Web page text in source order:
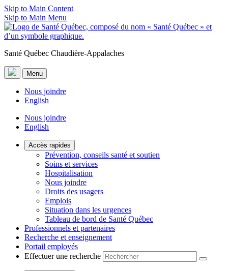
Skip to Main Content
Skip to Main Menu
Santé Québec Chaudière-Appalaches
Menu
Nous joindre
English
Nous joindre
English
Accès rapides
Prévention, conseils santé et soutien
Soins et services
Hospitalisation
Nous joindre
Droits des usagers
Emplois
Situation dans les urgences
Tableau de bord de Santé Québec
Professionnels et partenaires
Recherche et enseignement
Portail employés
Effectuer une recherche